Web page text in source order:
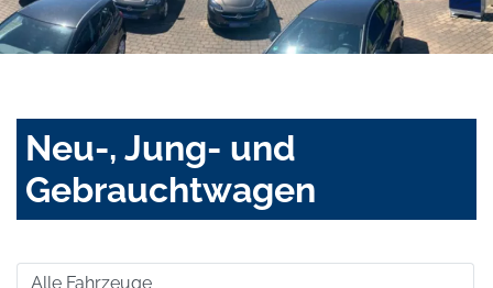
Neu-, Jung- und
Gebrauchtwagen
Alle Fahrzeuge